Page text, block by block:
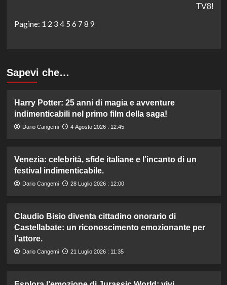
TV8!
Pagine: 1 2 3 4 5 6 7 8 9
Sapevi che…
Harry Potter: 25 anni di magia e avventure
indimenticabili nel primo film della saga!
Dario Cangemi 4 Agosto 2026 : 12:45
Venezia: celebrità, sfide italiane e l’incanto di un
festival indimenticabile.
Dario Cangemi 28 Luglio 2026 : 12:00
Claudio Bisio diventa cittadino onorario di
Castellabate: un riconoscimento emozionante per
l’attore.
Dario Cangemi 21 Luglio 2026 : 11:35